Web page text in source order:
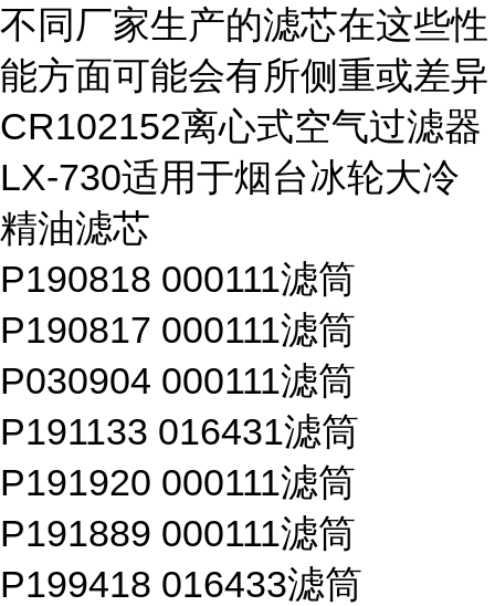
不同厂家生产的滤芯在这些性
能方面可能会有所侧重或差异
CR102152离心式空气过滤器
LX-730适用于烟台冰轮大冷
精油滤芯
P190818 000111滤筒
P190817 000111滤筒
P030904 000111滤筒
P191133 016431滤筒
P191920 000111滤筒
P191889 000111滤筒
P199418 016433滤筒